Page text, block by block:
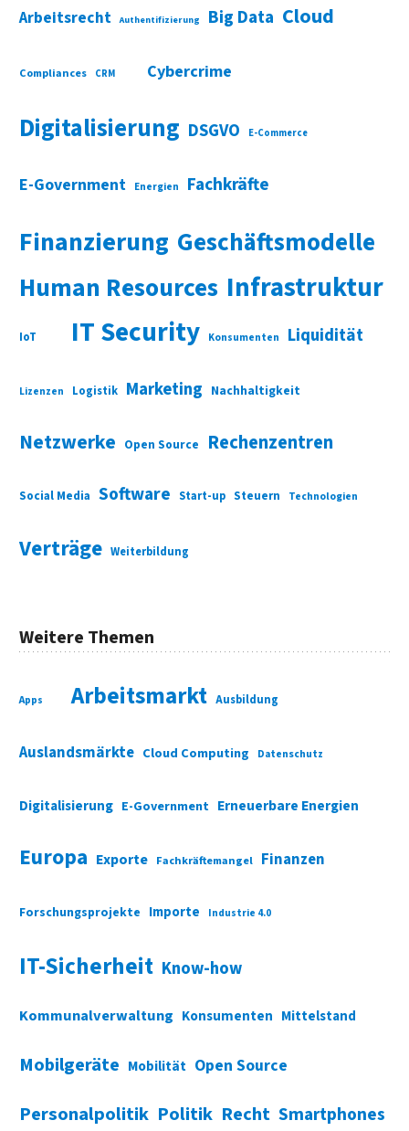
Arbeitsrecht Authentifizierung Big Data Cloud
Compliances CRM Cybercrime
Digitalisierung DSGVO E-Commerce
E-Government Energien Fachkräfte
Finanzierung Geschäftsmodelle
Human Resources Infrastruktur
IoT IT Security Konsumenten Liquidität
Lizenzen Logistik Marketing Nachhaltigkeit
Netzwerke Open Source Rechenzentren
Social Media Software Start-up Steuern Technologien
Verträge Weiterbildung
Weitere Themen
Apps Arbeitsmarkt Ausbildung
Auslandsmärkte Cloud Computing Datenschutz
Digitalisierung E-Government Erneuerbare Energien
Europa Exporte Fachkräftemangel Finanzen
Forschungsprojekte Importe Industrie 4.0
IT-Sicherheit Know-how
Kommunalverwaltung Konsumenten Mittelstand
Mobilgeräte Mobilität Open Source
Personalpolitik Politik Recht Smartphones